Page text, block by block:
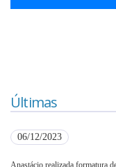
Últimas
06/12/2023
Anastácio realizada formatura